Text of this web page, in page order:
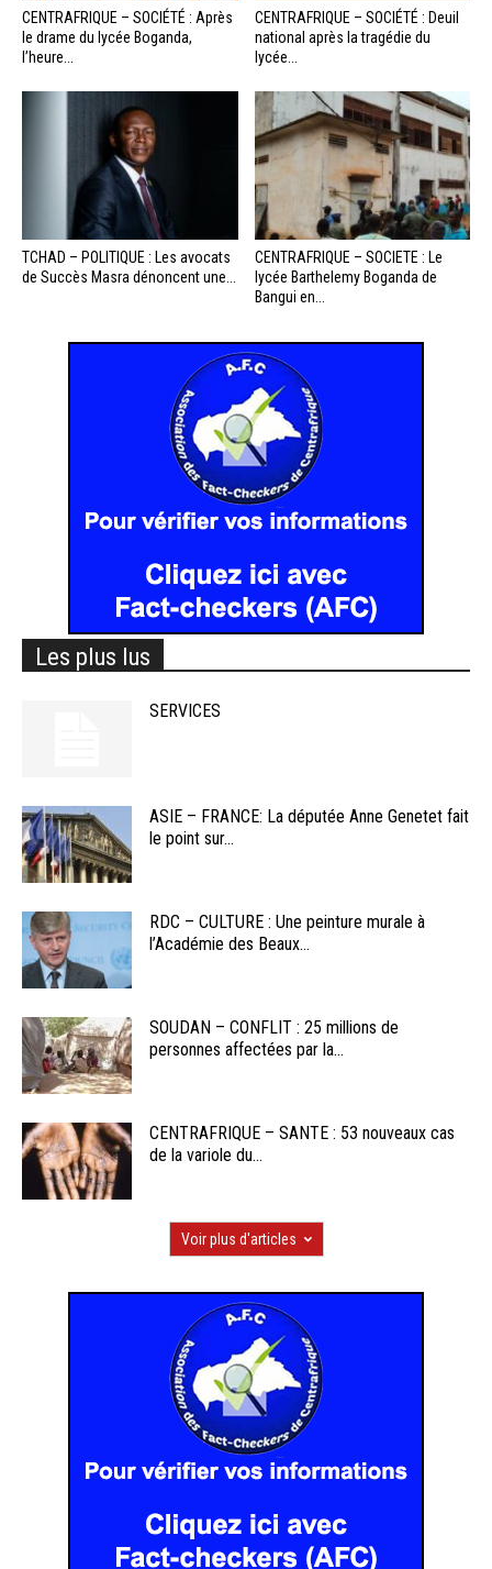
CENTRAFRIQUE – SOCIÉTÉ : Après
le drame du lycée Boganda,
l’heure...
CENTRAFRIQUE – SOCIÉTÉ : Deuil
national après la tragédie du
lycée...
TCHAD – POLITIQUE : Les avocats
de Succès Masra dénoncent une...
CENTRAFRIQUE – SOCIETE : Le
lycée Barthelemy Boganda de
Bangui en...
Les plus lus
SERVICES
ASIE – FRANCE: La députée Anne Genetet fait
le point sur...
RDC – CULTURE : Une peinture murale à
l’Académie des Beaux...
SOUDAN – CONFLIT : 25 millions de
personnes affectées par la...
CENTRAFRIQUE – SANTE : 53 nouveaux cas
de la variole du...
Voir plus d'articles